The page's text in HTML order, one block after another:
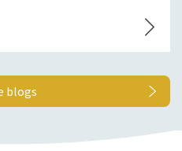
blogs